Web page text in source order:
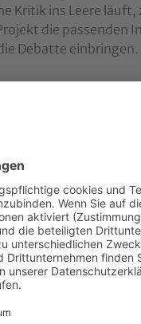
Kritik ins Leere
die
Debatte einbringen.
eindringliche
22.